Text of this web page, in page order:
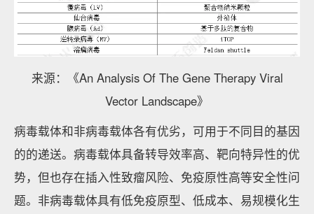
来源：《An Analysis Of The Gene Therapy Viral
Vector Landscape》
病毒载体和非病毒载体各有优劣，可用于不同目的基因
的的递送。病毒载体具备转导效率高、靶向特异性的优
势，但也存在插入性致瘤风险、免疫原性高等安全性问
题。非病毒载体具有低免疫原型、低成本、易规模化生